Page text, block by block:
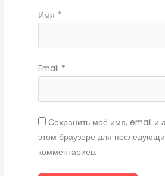
Имя *
Email *
Сохранить моё имя, email и
этом браузере для
комментариев.